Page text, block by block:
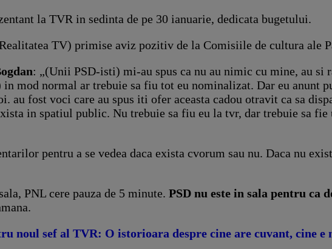
la TVR in sedinta de pe 30 ianuarie, dedicata bugetului.
TV) primise aviz pozitiv de la Comisiile de cultura ale
: „(Unii PSD-isti) mi-au spus ca nu au nimic cu mine, au si
mod normal ar trebuie sa fiu tot eu nominalizat. Dar eu anunt
au fost voci care au spus iti ofer aceasta cadou otravit ca sa
in spatiul public. Nu trebuie sa fiu eu la tvr, dar trebuie sa
pentru a se vedea daca exista cvorum sau nu. Daca nu
PNL cere pauza de 5 minute. PSD nu este in sala pentru ca
noul sef al TVR: O istorioara despre cine are cuvant, cine e